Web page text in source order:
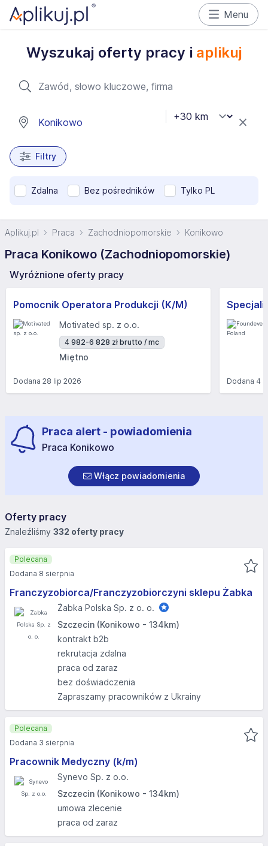
Menu
Wyszukaj oferty pracy i aplikuj
Filtry
Zdalna Bez pośredników Tylko PL
Aplikuj.pl Praca Zachodniopomorskie Konikowo
Praca Konikowo (Zachodniopomorskie)
Wyróżnione oferty pracy
Pomocnik Operatora Produkcji (K/M)
Motivated sp. z o.o.
4 982-6 828 zł brutto / mc
Miętno
Dodana 28 lip 2026 Dodana 4
Praca alert - powiadomienia
Praca Konikowo
Włącz powiadomienia
Oferty pracy
Znaleźliśmy 332 oferty pracy
Franczyzobiorca/Franczyzobiorczyni sklepu Żabka
Żabka Polska Sp. z o. o.
Szczecin (Konikowo - 134km)
kontrakt b2b
rekrutacja zdalna
praca od zaraz
bez doświadczenia
Zapraszamy pracowników z Ukrainy
Polecana
Dodana 8 sierpnia
Pracownik Medyczny (k/m)
Synevo Sp. z o.o.
Szczecin (Konikowo - 134km)
umowa zlecenie
praca od zaraz
Polecana
Dodana 3 sierpnia